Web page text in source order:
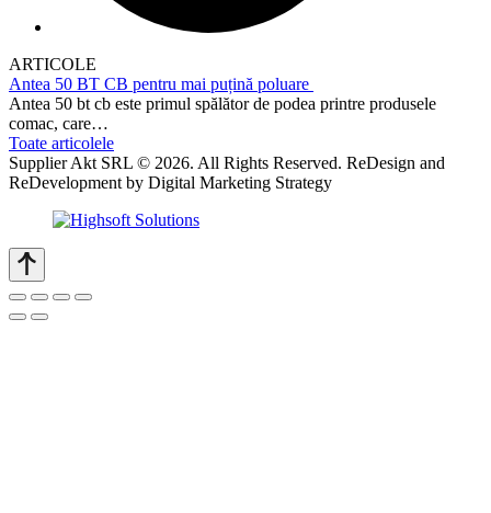
ARTICOLE
Antea 50 BT CB pentru mai puțină poluare
Antea 50 bt cb este primul spălător de podea printre produsele
comac, care…
Toate articolele
Supplier Akt SRL © 2026. All Rights Reserved. ReDesign and
ReDevelopment by Digital Marketing Strategy